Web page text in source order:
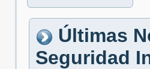
Últimas
Seguridad